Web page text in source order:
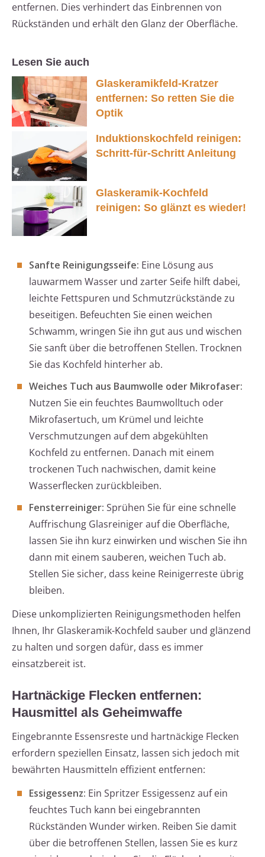
entfernen. Dies verhindert das Einbrennen von
Rückständen und erhält den Glanz der Oberfläche.
Lesen Sie auch
Glaskeramikfeld-Kratzer
entfernen: So retten Sie die
Optik
Induktionskochfeld reinigen:
Schritt-für-Schritt Anleitung
Glaskeramik-Kochfeld
reinigen: So glänzt es wieder!
Sanfte Reinigungsseife: Eine Lösung aus
lauwarmem Wasser und zarter Seife hilft dabei,
leichte Fettspuren und Schmutzrückstände zu
beseitigen. Befeuchten Sie einen weichen
Schwamm, wringen Sie ihn gut aus und wischen
Sie sanft über die betroffenen Stellen. Trocknen
Sie das Kochfeld hinterher ab.
Weiches Tuch aus Baumwolle oder Mikrofaser:
Nutzen Sie ein feuchtes Baumwolltuch oder
Mikrofasertuch, um Krümel und leichte
Verschmutzungen auf dem abgekühlten
Kochfeld zu entfernen. Danach mit einem
trockenen Tuch nachwischen, damit keine
Wasserflecken zurückbleiben.
Fensterreiniger: Sprühen Sie für eine schnelle
Auffrischung Glasreiniger auf die Oberfläche,
lassen Sie ihn kurz einwirken und wischen Sie ihn
dann mit einem sauberen, weichen Tuch ab.
Stellen Sie sicher, dass keine Reinigerreste übrig
bleiben.
Diese unkomplizierten Reinigungsmethoden helfen
Ihnen, Ihr Glaskeramik-Kochfeld sauber und glänzend
zu halten und sorgen dafür, dass es immer
einsatzbereit ist.
Hartnäckige Flecken entfernen:
Hausmittel als Geheimwaffe
Eingebrannte Essensreste und hartnäckige Flecken
erfordern speziellen Einsatz, lassen sich jedoch mit
bewährten Hausmitteln effizient entfernen:
Essigessenz: Ein Spritzer Essigessenz auf ein
feuchtes Tuch kann bei eingebrannten
Rückständen Wunder wirken. Reiben Sie damit
über die betroffenen Stellen, lassen Sie es kurz